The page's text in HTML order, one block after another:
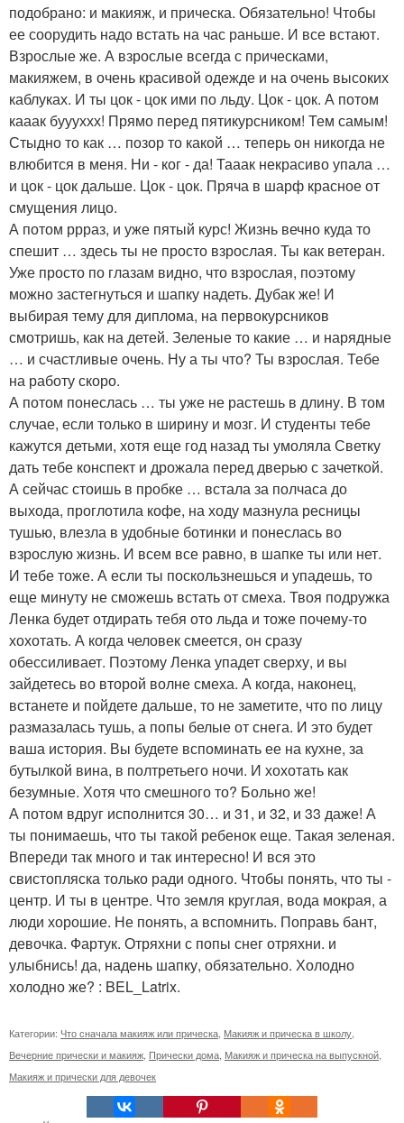
подобрано: и макияж, и прическа. Обязательно! Чтобы
ее соорудить надо встать на час раньше. И все встают.
Взрослые же. А взрослые всегда с прическами,
макияжем, в очень красивой одежде и на очень высоких
каблуках. И ты цок - цок ими по льду. Цок - цок. А потом
кааак буууххх! Прямо перед пятикурсником! Тем самым!
Стыдно то как … позор то какой … теперь он никогда не
влюбится в меня. Ни - ког - да! Тааак некрасиво упала …
и цок - цок дальше. Цок - цок. Пряча в шарф красное от
смущения лицо.
А потом ррраз, и уже пятый курс! Жизнь вечно куда то
спешит … здесь ты не просто взрослая. Ты как ветеран.
Уже просто по глазам видно, что взрослая, поэтому
можно застегнуться и шапку надеть. Дубак же! И
выбирая тему для диплома, на первокурсников
смотришь, как на детей. Зеленые то какие … и нарядные
… и счастливые очень. Ну а ты что? Ты взрослая. Тебе
на работу скоро.
А потом понеслась … ты уже не растешь в длину. В том
случае, если только в ширину и мозг. И студенты тебе
кажутся детьми, хотя еще год назад ты умоляла Светку
дать тебе конспект и дрожала перед дверью с зачеткой.
А сейчас стоишь в пробке … встала за полчаса до
выхода, проглотила кофе, на ходу мазнула ресницы
тушью, влезла в удобные ботинки и понеслась во
взрослую жизнь. И всем все равно, в шапке ты или нет.
И тебе тоже. А если ты поскользнешься и упадешь, то
еще минуту не сможешь встать от смеха. Твоя подружка
Ленка будет отдирать тебя ото льда и тоже почему-то
хохотать. А когда человек смеется, он сразу
обессиливает. Поэтому Ленка упадет сверху, и вы
зайдетесь во второй волне смеха. А когда, наконец,
встанете и пойдете дальше, то не заметите, что по лицу
размазалась тушь, а попы белые от снега. И это будет
ваша история. Вы будете вспоминать ее на кухне, за
бутылкой вина, в полтретьего ночи. И хохотать как
безумные. Хотя что смешного то? Больно же!
А потом вдруг исполнится 30… и 31, и 32, и 33 даже! А
ты понимаешь, что ты такой ребенок еще. Такая зеленая.
Впереди так много и так интересно! И вся это
свистопляска только ради одного. Чтобы понять, что ты -
центр. И ты в центре. Что земля круглая, вода мокрая, а
люди хорошие. Не понять, а вспомнить. Поправь бант,
девочка. Фартук. Отряхни с попы снег отряхни. и
улыбнись! да, надень шапку, обязательно. Холодно
холодно же? : BEL_Latrix.
Категории: Что сначала макияж или прическа Макияж и прическа в школу
Вечерние прически и макияж Прически дома Макияж и прическа на выпускной
Макияж и прически для девочек